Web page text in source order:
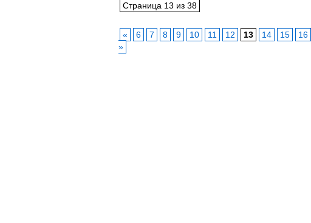
Страница 13 из 38
« 6 7 8 9 10 11 12 13 14 15 16
»